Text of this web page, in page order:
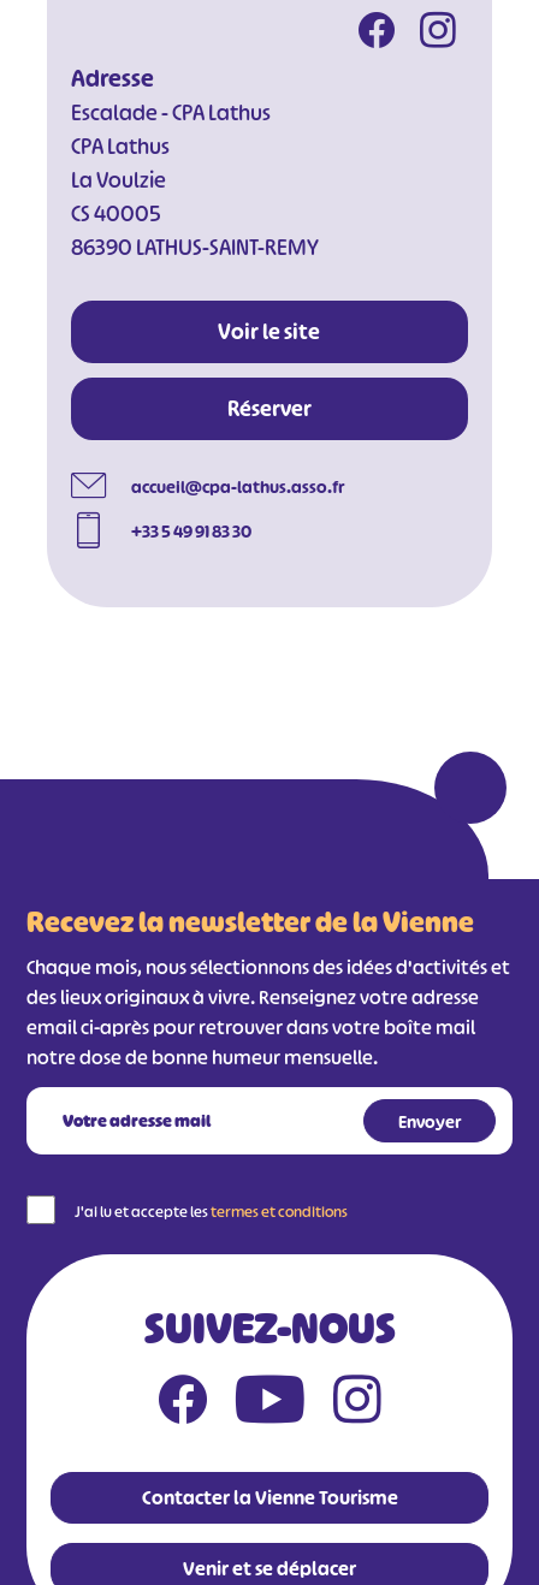
Adresse
Escalade - CPA Lathus
CPA Lathus
La Voulzie
CS 40005
86390 LATHUS-SAINT-REMY
Voir le site
Réserver
accueil@cpa-lathus.asso.fr
+33 5 49 91 83 30
Recevez la newsletter de la Vienne
Chaque mois, nous sélectionnons des idées d'activités et
des lieux originaux à vivre. Renseignez votre adresse
email ci-après pour retrouver dans votre boîte mail
notre dose de bonne humeur mensuelle.
J'ai lu et accepte lestermes et conditions
SUIVEZ-NOUS
Contacter la Vienne Tourisme
Venir et se déplacer
#
#